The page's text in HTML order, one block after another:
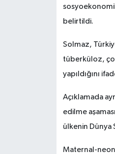
belirtildi.
Solmaz,
tüberküloz,
yapıldığını
Açıklamada
edilme
ülkenin Dünya
Maternal-